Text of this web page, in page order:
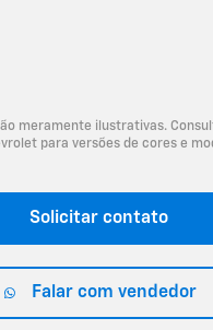
meramente ilustrativas.
para versões de cores e
Solicitar contato
Falar com vendedor